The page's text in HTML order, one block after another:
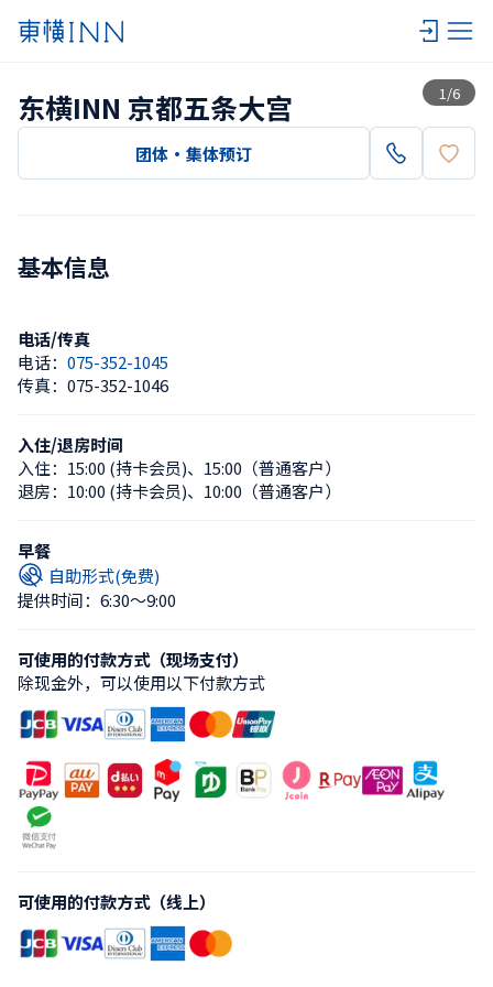
1 /6
查看一览
东横INN 京都五条大宫
团体・集体预订
基本信息
电话/传真
电话： 075-352-1045
传真： 075-352-1046
入住/退房时间
入住： 15:00 (持卡会员)、 15:00（普通客户）
退房： 10:00 (持卡会员)、 10:00（普通客户）
早餐
自助形式(免费)
提供时间：6:30〜9:00
可使用的付款方式（现场支付）
除现金外，可以使用以下付款方式
可使用的付款方式（线上）